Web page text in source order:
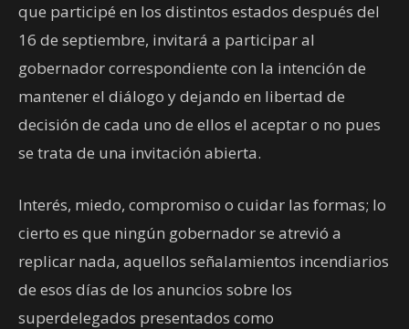
que participé en los distintos estados después del
16 de septiembre, invitará a participar al
gobernador correspondiente con la intención de
mantener el diálogo y dejando en libertad de
decisión de cada uno de ellos el aceptar o no pues
se trata de una invitación abierta.
Interés, miedo, compromiso o cuidar las formas; lo
cierto es que ningún gobernador se atrevió a
replicar nada, aquellos señalamientos incendiarios
de esos días de los anuncios sobre los
superdelegados presentados como